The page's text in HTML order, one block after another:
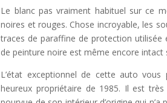
Le blanc pas vraiment habituel sur ce
noires et rouges. Chose incroyable, les
traces de paraffine de protection utilisée
de peinture noire est même encore intact
L’état exceptionnel de cette auto
heureux propriétaire de 1985. Il est